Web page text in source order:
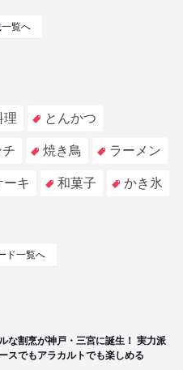
覧へ
理 とんかつ
焼き鳥 ラーメン
ーキ 和菓子 かき氷
ド一覧へ
な割烹が神戸・三宮に誕生！ 実力派
スでもアラカルトでも楽しめる